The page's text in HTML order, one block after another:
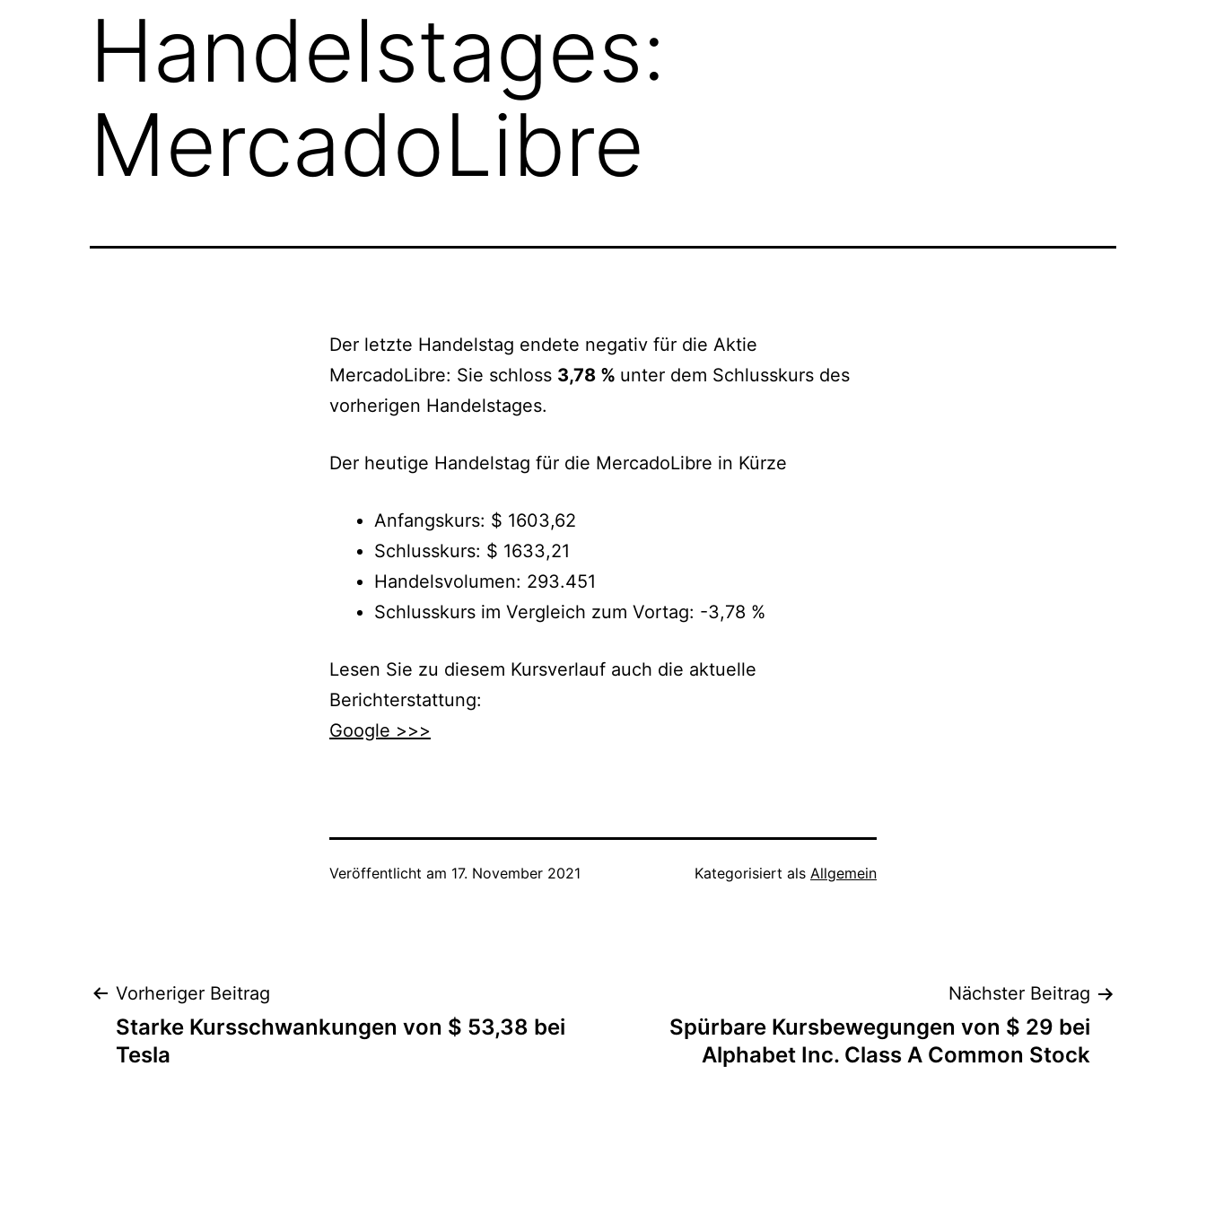
Handelstages:
MercadoLibre
Der letzte Handelstag endete negativ für die Aktie
MercadoLibre: Sie schloss 3,78 % unter dem Schlusskurs des
vorherigen Handelstages.
Der heutige Handelstag für die MercadoLibre in Kürze
Anfangskurs: $ 1603,62
Schlusskurs: $ 1633,21
Handelsvolumen: 293.451
Schlusskurs im Vergleich zum Vortag: -3,78 %
Lesen Sie zu diesem Kursverlauf auch die aktuelle
Berichterstattung:
Google >>>
Veröffentlicht am 17. November 2021 Kategorisiert als Allgemein
Beitragsnavigation
Vorheriger Beitrag
Starke Kursschwankungen von $ 53,38 bei
Tesla
Nächster Beitrag
Spürbare Kursbewegungen von $ 29 bei
Alphabet Inc. Class A Common Stock